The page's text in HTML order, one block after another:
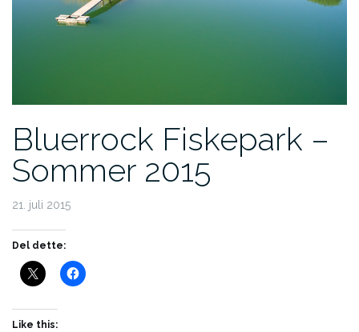
Bluerrock Fiskepark –
Sommer 2015
21. juli 2015
Del dette:
Like this: